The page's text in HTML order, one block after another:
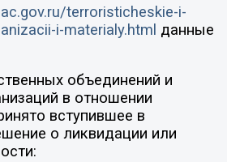
terroristicheskie-i-
i-materialy.html данные
объединений и
в отношении
вступившее в
о ликвидации или